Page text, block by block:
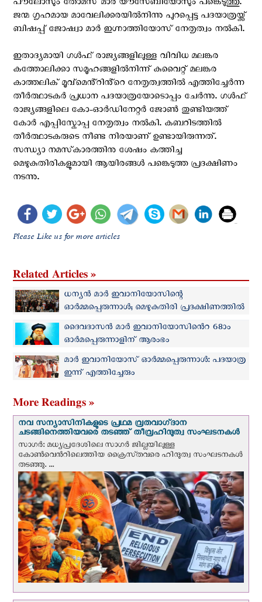
പൗലോസും തോമസ് മാർ യൗസേബിയോസും പങ്കെടുത്തു.
ജന്മ ഗൃഹമായ മാവേലിക്കരയിൽനിന്നു പുറപ്പെട്ട പദയാത്രയ്ക്ക്
ബിഷപ്പ് ജോഷ്വാ മാർ ഇഗ്നാത്തിയോസ് നേതൃത്വം നൽകി.
ഇതാദ്യമായി ഗൾഫ് രാജ്യങ്ങളിലുള്ള വിവിധ മലങ്കര
കത്തോലിക്കാ സമൂഹങ്ങളിൽനിന്ന് കുവൈറ്റ് മലങ്കര
കാത്തലിക് മൂവ്‌മെൻ്റിൻ്റെ നേതൃത്വത്തിൽ എത്തിച്ചേർന്ന
തീർത്ഥാടകർ പ്രധാന പദയാത്രയോടൊപ്പം ചേർന്നു. ഗൾഫ്
രാജ്യങ്ങളിലെ കോ-ഓർഡിനേറ്റർ ജോൺ തുണ്ടിയത്ത്
കോർ എപ്പിസ്കോപ്പ നേതൃത്വം നൽകി. കബറിടത്തിൽ
തീർത്ഥാടകരുടെ നീണ്ട നിരയാണ് ഉണ്ടായിരുന്നത്.
സന്ധ്യാ നമസ്‌കാരത്തിനു ശേഷം കത്തിച്ച
മെഴുകുതിരികളുമായി ആയിരങ്ങൾ പങ്കെടുത്ത പ്രദക്ഷിണം
നടന്നു.
Please Like us for more articles
Related Articles »
ധന്യന്‍ മാര്‍ ഇവാനിയോസിന്റെ
ഓര്‍മ്മപ്പെരുന്നാള്‍; മെഴുകുതിരി പ്രദക്ഷിണത്തില്‍
പങ്കുചേര്‍ന്ന് ആയിരങ്ങള്‍
ദൈവദാസന്‍ മാർ ഇവാനിയോസി​ൻെറ 68ാം
ഓർമപ്പെരുന്നാളിന് ആരംഭം
മാര്‍ ഇവാനിയോസ് ഓര്‍മ്മപ്പെരുന്നാള്‍: പദയാത്ര
ഇന്ന് എത്തിച്ചേരും
More Readings »
നവ സന്യാസിനികളുടെ പ്രഥമ വ്രതവാഗ്‌ദാന
ചടങ്ങിനെത്തിയവരെ തടഞ്ഞ് തീവ്രഹിന്ദുത്വ സംഘടനകള്‍
സാഗർ: മധ്യപ്രദേശിലെ സാഗർ ജില്ലയിലുള്ള
കോൺവെന്‍റിലെത്തിയ ക്രൈസ്‌തവരെ ഹിന്ദുത്വ സംഘടനകൾ
തടഞ്ഞു. ...